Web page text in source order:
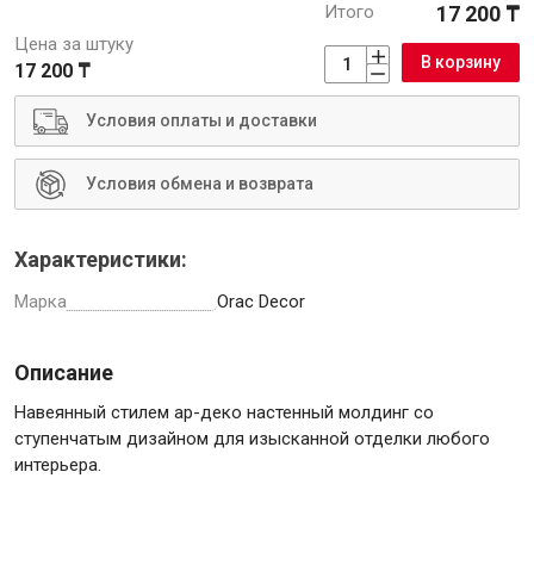
Цена за штуку
17 200 ₸
Итого 17 200 ₸
В корзину
Условия оплаты и доставки
Условия обмена и возврата
Характеристики:
Марка Orac Decor
Описание
Навеянный стилем ар-деко настенный молдинг со
ступенчатым дизайном для изысканной отделки любого
интерьера.
Специализированный инструмент
Инструмент для штукатурно-отделочных работ
Ещё 2
Сантехника
Крепежи